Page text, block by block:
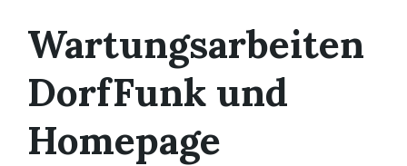
Wartungsarbeiten
DorfFunk und
Homepage